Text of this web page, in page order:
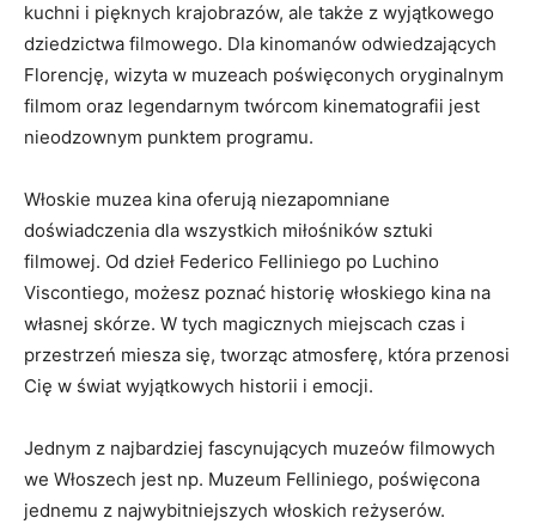
kuchni i pięknych krajobrazów, ale także z wyjątkowego
dziedzictwa filmowego. Dla kinomanów odwiedzających
Florencję, wizyta⁢ w muzeach poświęconych ⁣oryginalnym
⁤filmom ⁤oraz legendarnym twórcom⁣ kinematografii jest
nieodzownym punktem programu.
Włoskie muzea kina oferują niezapomniane
doświadczenia dla ⁣wszystkich miłośników sztuki
filmowej. Od dzieł Federico⁤ Felliniego po Luchino⁣
Viscontiego,⁣ możesz poznać historię włoskiego kina na
‍własnej‌ skórze. W tych magicznych miejscach ⁤czas ⁢i
przestrzeń miesza się, tworząc atmosferę, która ⁣przenosi
Cię w świat wyjątkowych historii ⁢i emocji.
Jednym z ‍najbardziej fascynujących⁢ muzeów​ filmowych
we‍ Włoszech‍ jest np. ‍Muzeum Felliniego, poświęcona
jednemu z ​najwybitniejszych włoskich reżyserów.